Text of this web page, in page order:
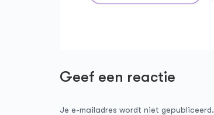
Geef een reactie
Je e-mailadres wordt niet gepubliceerd.